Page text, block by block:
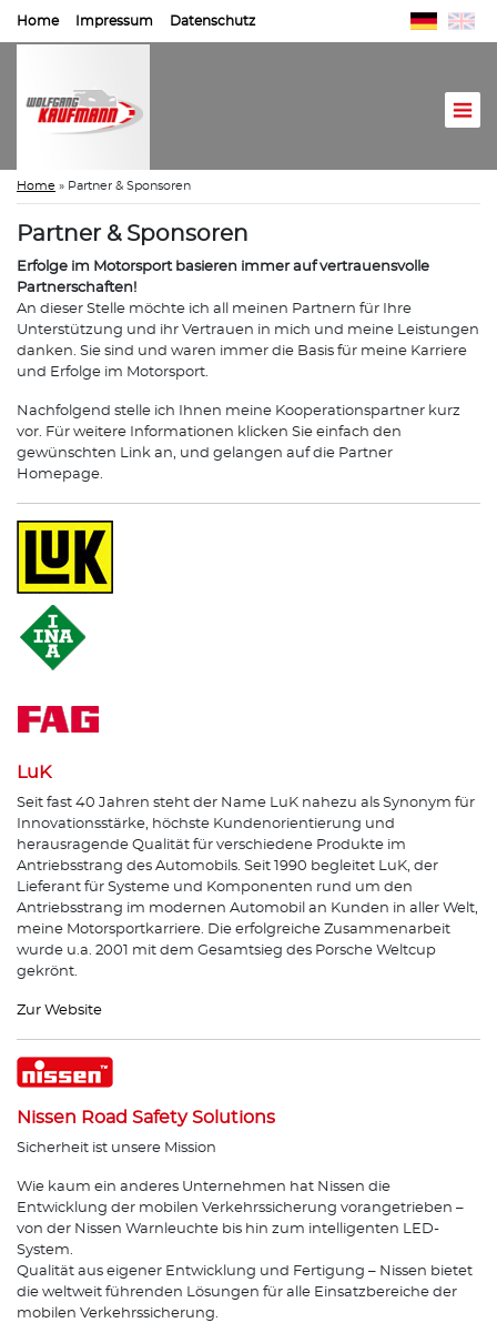
Home Impressum Datenschutz
Home » Partner & Sponsoren
Partner & Sponsoren
Erfolge im Motorsport basieren immer auf vertrauensvolle
Partnerschaften!
An dieser Stelle möchte ich all meinen Partnern für Ihre
Unterstützung und ihr Vertrauen in mich und meine Leistungen
danken. Sie sind und waren immer die Basis für meine Karriere
und Erfolge im Motorsport.
Nachfolgend stelle ich Ihnen meine Kooperationspartner kurz
vor. Für weitere Informationen klicken Sie einfach den
gewünschten Link an, und gelangen auf die Partner
Homepage.
LuK
Seit fast 40 Jahren steht der Name LuK nahezu als Synonym für
Innovationsstärke, höchste Kundenorientierung und
herausragende Qualität für verschiedene Produkte im
Antriebsstrang des Automobils. Seit 1990 begleitet LuK, der
Lieferant für Systeme und Komponenten rund um den
Antriebsstrang im modernen Automobil an Kunden in aller Welt,
meine Motorsportkarriere. Die erfolgreiche Zusammenarbeit
wurde u.a. 2001 mit dem Gesamtsieg des Porsche Weltcup
gekrönt.
Zur Website
Nissen Road Safety Solutions
Sicherheit ist unsere Mission
Wie kaum ein anderes Unternehmen hat Nissen die
Entwicklung der mobilen Verkehrssicherung vorangetrieben –
von der Nissen Warnleuchte bis hin zum intelligenten LED-
System.
Qualität aus eigener Entwicklung und Fertigung – Nissen bietet
die weltweit führenden Lösungen für alle Einsatzbereiche der
mobilen Verkehrssicherung.